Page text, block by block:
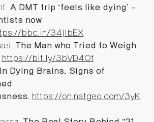
A DMT trip ‘feels like dying’ –
now
bbc.in/34jlbEX
The Man who Tried to Weigh
https://bit.ly/3bVD4Of
In Dying Brains, Signs of
https://on.natgeo.com/3yK